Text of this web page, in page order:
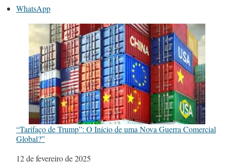
WhatsApp
“Tarifaço de Trump”: O Início de uma Nova Guerra Comercial
Global?”
Data
12 de fevereiro de 2025